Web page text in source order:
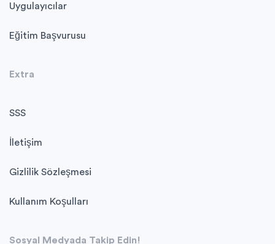
Uygulayıcılar
Eğitim Başvurusu
Extra
SSS
İletişim
Gizlilik Sözleşmesi
Kullanım Koşulları
Sosyal Medyada Takip Edin!